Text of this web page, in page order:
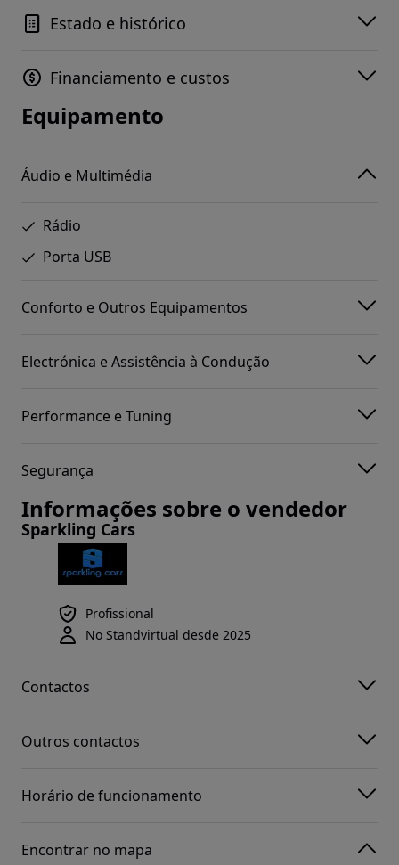
Estado e histórico
Financiamento e custos
Equipamento
Áudio e Multimédia
Rádio
Porta USB
Conforto e Outros Equipamentos
Electrónica e Assistência à Condução
Performance e Tuning
Segurança
Informações sobre o vendedor
Sparkling Cars
Profissional
No Standvirtual desde 2025
Contactos
Outros contactos
Horário de funcionamento
Encontrar no mapa